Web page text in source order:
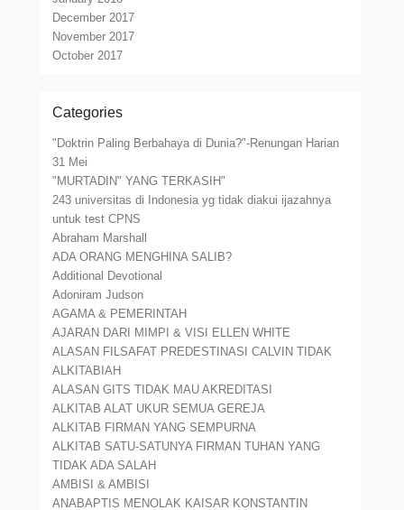
December 2017
November 2017
October 2017
Categories
"Doktrin Paling Berbahaya di Dunia?"-Renungan Harian
31 Mei
"MURTADIN" YANG TERKASIH"
243 universitas di Indonesia yg tidak diakui ijazahnya
untuk test CPNS
Abraham Marshall
ADA ORANG MENGHINA SALIB?
Additional Devotional
Adoniram Judson
AGAMA & PEMERINTAH
AJARAN DARI MIMPI & VISI ELLEN WHITE
ALASAN FILSAFAT PREDESTINASI CALVIN TIDAK
ALKITABIAH
ALASAN GITS TIDAK MAU AKREDITASI
ALKITAB ALAT UKUR SEMUA GEREJA
ALKITAB FIRMAN YANG SEMPURNA
ALKITAB SATU-SATUNYA FIRMAN TUHAN YANG
TIDAK ADA SALAH
AMBISI & AMBISI
ANABAPTIS MENOLAK KAISAR KONSTANTIN